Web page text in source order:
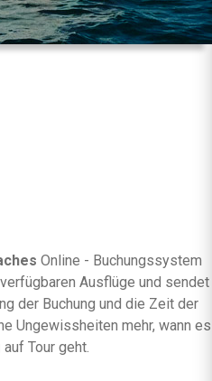
Online - Buchungssystem
Ausflüge und sendet
der Buchung und die Zeit der
Ungewissheiten mehr, wann es
auf Tour geht.